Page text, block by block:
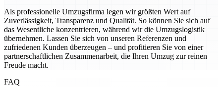
Als professionelle Umzugsfirma legen wir größten Wert auf
Zuverlässigkeit, Transparenz und Qualität. So können Sie sich auf
das Wesentliche konzentrieren, während wir die Umzugslogistik
übernehmen. Lassen Sie sich von unseren Referenzen und
zufriedenen Kunden überzeugen – und profitieren Sie von einer
partnerschaftlichen Zusammenarbeit, die Ihren Umzug zur reinen
Freude macht.
FAQ